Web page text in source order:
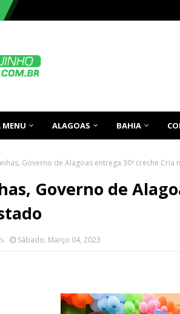
MENU ALAGOAS BAHIA
Governo de Alagoas entrega 30ª creche Cria
Governo de
Sábado, Março 04, 2023